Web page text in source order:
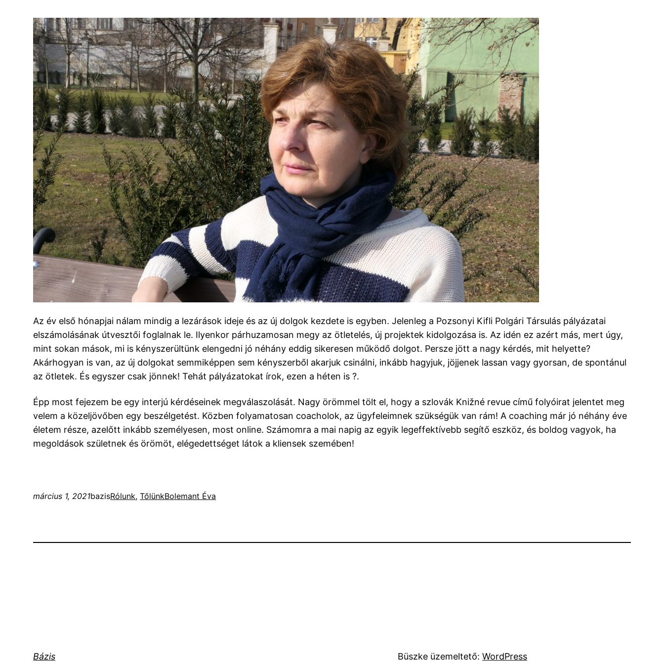
Az év első hónapjai nálam mindig a lezárások ideje és az új dolgok kezdete is egyben. Jelenleg a Pozsonyi Kifli Polgári Társulás pályázatai
elszámolásának útvesztői foglalnak le. Ilyenkor párhuzamosan megy az ötletelés, új projektek kidolgozása is. Az idén ez azért más, mert úgy,
mint sokan mások, mi is kényszerültünk elengedni jó néhány eddig sikeresen működő dolgot. Persze jött a nagy kérdés, mit helyette?
Akárhogyan is van, az új dolgokat semmiképpen sem kényszerből akarjuk csinálni, inkább hagyjuk, jöjjenek lassan vagy gyorsan, de spontánul
az ötletek. És egyszer csak jönnek! Tehát pályázatokat írok, ezen a héten is ?.
Épp most fejezem be egy interjú kérdéseinek megválaszolását. Nagy örömmel tölt el, hogy a szlovák Knižné revue című folyóirat jelentet meg
velem a közeljövőben egy beszélgetést. Közben folyamatosan coacholok, az ügyfeleimnek szükségük van rám! A coaching már jó néhány éve
életem része, azelőtt inkább személyesen, most online. Számomra a mai napig az egyik legeffektívebb segítő eszköz, és boldog vagyok, ha
megoldások születnek és örömöt, elégedettséget látok a kliensek szemében!
március 1, 2021bazisRólunk, TőlünkBolemant Éva
Bázis Büszke üzemeltető:WordPress